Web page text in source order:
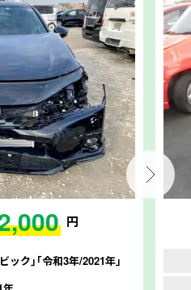
円
ック｣｢令和3年/2021年｣